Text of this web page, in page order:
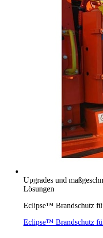
Upgrades und
Lösungen
Eclipse™ Brandschutz
Eclipse™ Brandschutz